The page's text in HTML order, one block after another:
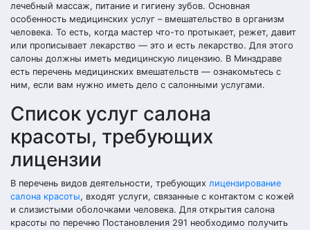
лечебный массаж, питание и гигиену зубов. Основная
особенность медицинских услуг – вмешательство в организм
человека. То есть, когда мастер что-то протыкает, режет, давит
или прописывает лекарство — это и есть лекарство. Для этого
салоны должны иметь медицинскую лицензию. В Минздраве
есть перечень медицинских вмешательств — ознакомьтесь с
ним, если вам нужно иметь дело с салонными услугами.
Список услуг салона
красоты, требующих
лицензии
В перечень видов деятельности, требующих лицензирование
салона красоты, входят услуги, связанные с контактом с кожей
и слизистыми оболочками человека. Для открытия салона
красоты по перечню Постановления 291 необходимо получить